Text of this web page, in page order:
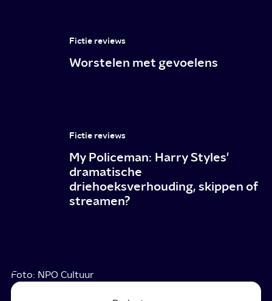
Fictie reviews
Worstelen met gevoelens
Fictie reviews
My Policeman: Harry Styles'
dramatische
driehoeksverhouding, skippen of
streamen?
Foto: NPO Cultuur